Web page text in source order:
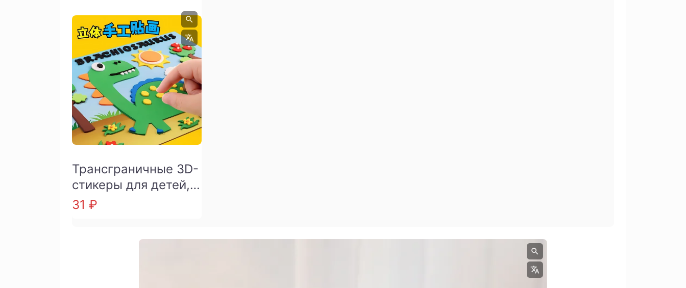
Трансграничные 3D-
стикеры для детей,
развивающие
31 ₽